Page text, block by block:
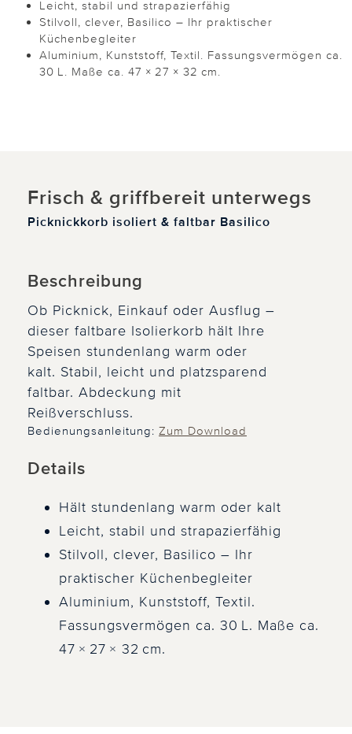
Leicht, stabil und strapazierfähig
Stilvoll, clever, Basilico – Ihr praktischer
Küchenbegleiter
Aluminium, Kunststoff, Textil. Fassungsvermögen ca.
30 L. Maße ca. 47 × 27 × 32 cm.
Frisch & griffbereit unterwegs
Picknickkorb isoliert & faltbar Basilico
Beschreibung
Ob Picknick, Einkauf oder Ausflug –
dieser faltbare Isolierkorb hält Ihre
Speisen stundenlang warm oder
kalt. Stabil, leicht und platzsparend
faltbar. Abdeckung mit
Reißverschluss.
Bedienungsanleitung: Zum Download
Details
Hält stundenlang warm oder kalt
Leicht, stabil und strapazierfähig
Stilvoll, clever, Basilico – Ihr
praktischer Küchenbegleiter
Aluminium, Kunststoff, Textil.
Fassungsvermögen ca. 30 L. Maße ca.
47 × 27 × 32 cm.